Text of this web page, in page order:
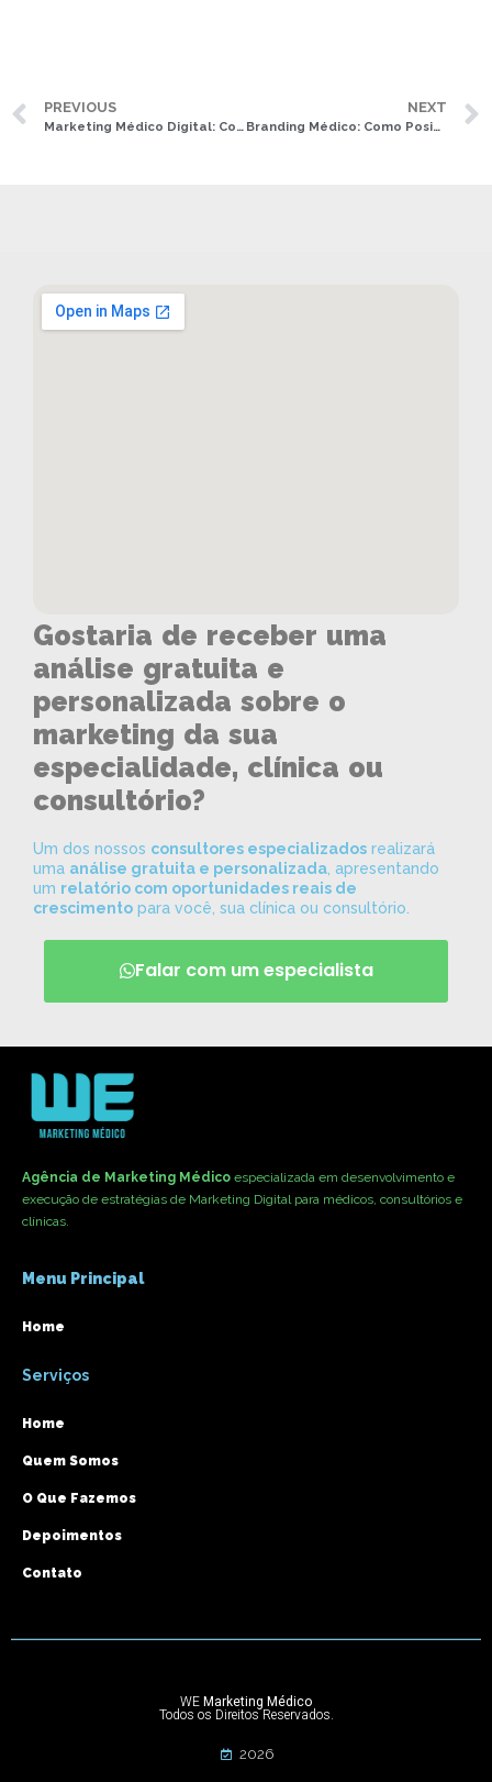
PREVIOUS
Marketing Médico Digital: Como Criar uma Estratégia Eficiente para Médicos
NEXT
Branding Médico: Como Posicionar Sua Marca Pessoal no Mercado da Saúde
Gostaria de receber uma
análise gratuita e
personalizada sobre o
marketing da sua
especialidade, clínica ou
consultório?
Um dos nossos consultores especializados realizará
uma análise gratuita e personalizada , apresentando
um relatório com oportunidades reais de
crescimento para você, sua clínica ou consultório.
Falar com um especialista
Agência de Marketing Médico especializada em desenvolvimento e
execução de estratégias de Marketing Digital para médicos, consultórios e
clínicas.
Menu Principal
Home
Serviços
Home
Quem Somos
O Que Fazemos
Depoimentos
Contato
WEMarketing Médico
Todos os Direitos Reservados.
2026